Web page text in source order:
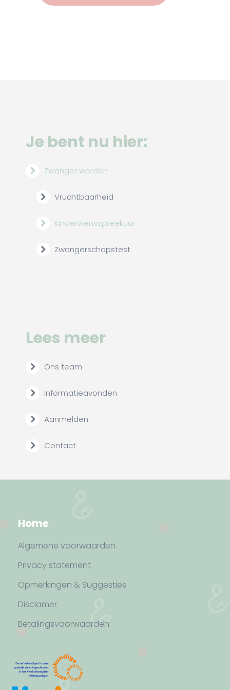
Je bent nu hier:
Zwanger worden
Vruchtbaarheid
Kinderwensspreekuur
Zwangerschapstest
Lees meer
Ons team
Informatieavonden
Aanmelden
Contact
Home
Algemene voorwaarden
Privacy statement
Opmerkingen & Suggesties
Disclamer
Betalingsvoorwaarden